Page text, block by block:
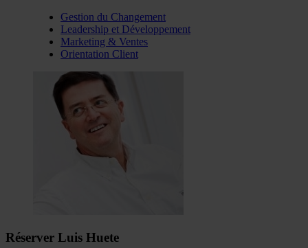
Gestion du Changement
Leadership et Développement
Marketing & Ventes
Orientation Client
Réserver Luis Huete